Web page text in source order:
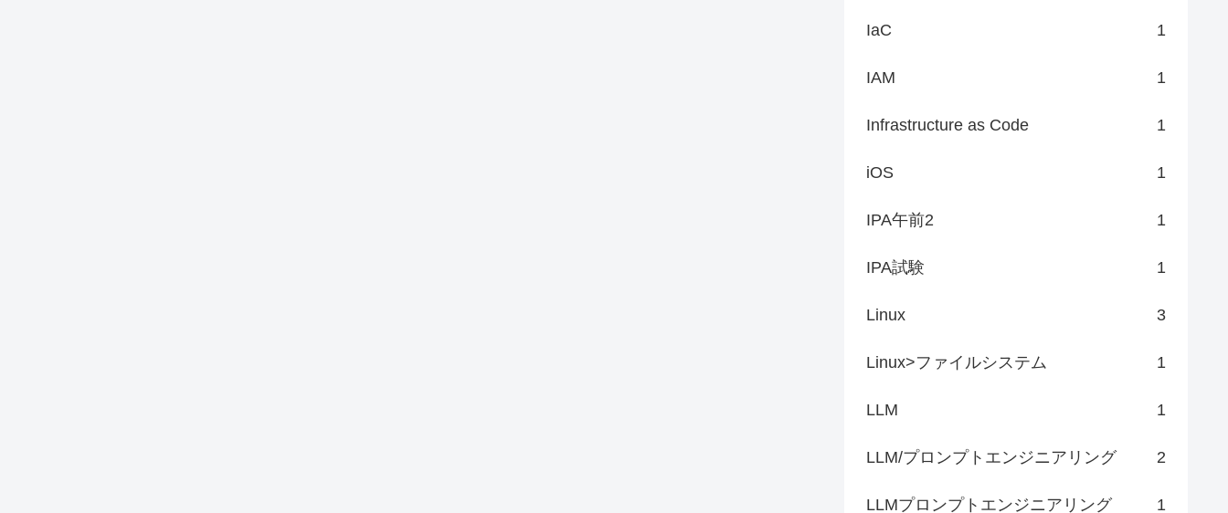
IaC 1
IAM 1
Infrastructure as Code 1
iOS 1
IPA午前2 1
IPA試験 1
Linux 3
Linux>ファイルシステム 1
LLM 1
LLM/プロンプトエンジニアリング 2
LLMプロンプトエンジニアリング 1